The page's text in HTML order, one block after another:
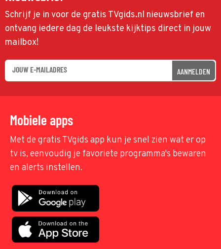
Schrijf je in voor de gratis TVgids.nl nieuwsbrief en
ontvang iedere dag de leukste kijktips direct in jouw
mailbox!
AANMELDEN
Mobiele apps
Met de gratis TVgids app kun je snel zien wat er op
tv is, eenvoudig je favoriete programma's bewaren
en alerts instellen.